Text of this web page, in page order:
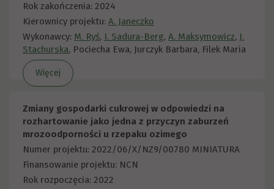
Rok zakończenia: 2024
Kierownicy projektu: A. Janeczko
Wykonawcy: M. Ryś, I. Sadura-Berg, A. Maksymowicz, J.
Stachurska, Pociecha Ewa, Jurczyk Barbara, Filek Maria
Więcej
Zmiany gospodarki cukrowej w odpowiedzi na
rozhartowanie jako jedna z przyczyn zaburzeń
mrozoodporności u rzepaku ozimego
Numer projektu: 2022/06/X/NZ9/00780 MINIATURA
Finansowanie projektu: NCN
Rok rozpoczęcia: 2022